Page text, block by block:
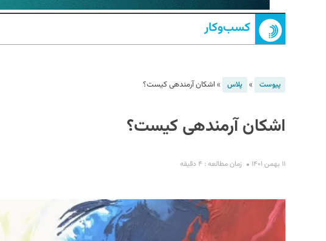
کسب‌و‌کار
پیوست » پلاس » اشکان آرمندهی کیست؟
اشکان آرمندهی کیست؟
۱۱ بهمن ۱۴۰۱ زمان مطالعه : ۴ دقیقه